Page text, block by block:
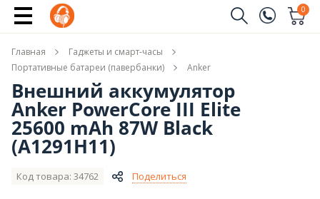
(096)
(044)
0
Имя
Телефон
Отправить
Главная
Гаджеты и смарт-часы
Портативные батареи (павербанки)
Anker
Внешний аккумулятор
Anker PowerCore III Elite
25600 mAh 87W Black
(A1291H11)
Код товара: 34762 Поделиться